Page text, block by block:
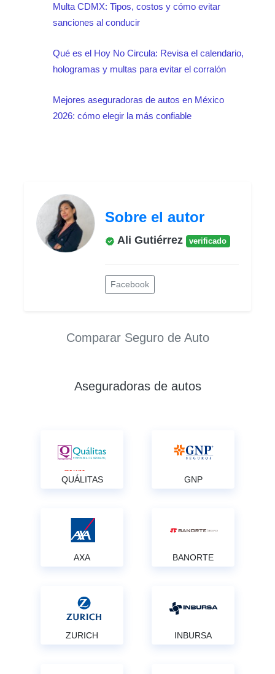
Multa CDMX: Tipos, costos y cómo evitar
sanciones al conducir
Qué es el Hoy No Circula: Revisa el calendario,
hologramas y multas para evitar el corralón
Mejores aseguradoras de autos en México
2026: cómo elegir la más confiable
Sobre el autor
Ali Gutiérrez verificado
Facebook
Comparar Seguro de Auto
Aseguradoras de autos
QUÁLITAS GNP
AXA BANORTE
ZURICH INBURSA